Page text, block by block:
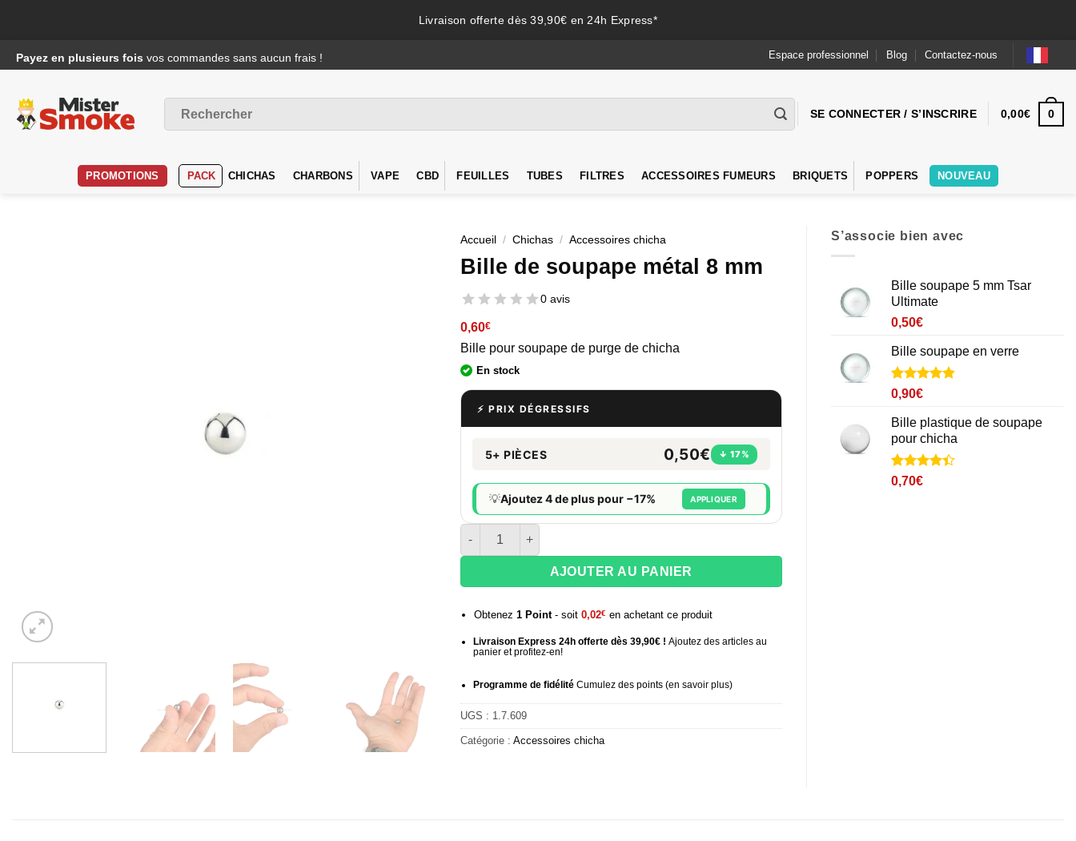
Livraison offerte dès 39,90€ en 24h Express*
au
Payez en plusieurs fois vos commandes sans aucun frais ! Espace professionnel Blog Contactez-nous
pour :
SE CONNECTER / S’INSCRIRE 0,00€ 0
PROMOTIONS PACK CHICHAS CHARBONS VAPE CBD FEUILLES TUBES FILTRES ACCESSOIRES FUMEURS BRIQUETS POPPERS NOUVEAU
Accueil / Chichas / Accessoires chicha
Bille de soupape métal 8 mm
0 avis
0,60€
Bille pour soupape de purge de chicha
En stock
⚡ PRIX DÉGRESSIFS
5+ PIÈCES 0,50€ ↓ 17%
💡Ajoutez 4 de plus pour −17% APPLIQUER
quantité de Bille de soupape métal 8 mm
AJOUTER AU PANIER
Obtenez 1Point- soit 0,02€ en achetant ce produit
Livraison Express 24h offerte dès 39,90€ ! Ajoutez des articles au
panier et profitez-en!
Programme de fidélitéCumulez des points (en savoir plus)
UGS : 1.7.609
Catégorie : Accessoires chicha
S’associe bien avec
Bille soupape 5 mm Tsar
Ultimate
0,50€
Bille soupape en verre
Noté4.8
sur 5 basé
sur
5
notations
client
0,90€
Bille plastique de soupape
pour chicha
Noté4.4
sur 5 basé
4
0,70€